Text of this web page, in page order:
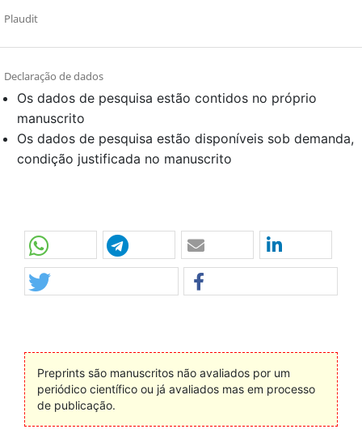
Plaudit
Declaração de dados
Os dados de pesquisa estão contidos no próprio
manuscrito
Os dados de pesquisa estão disponíveis sob demanda,
condição justificada no manuscrito
Preprints são manuscritos não avaliados por um
periódico científico ou já avaliados mas em processo
de publicação.